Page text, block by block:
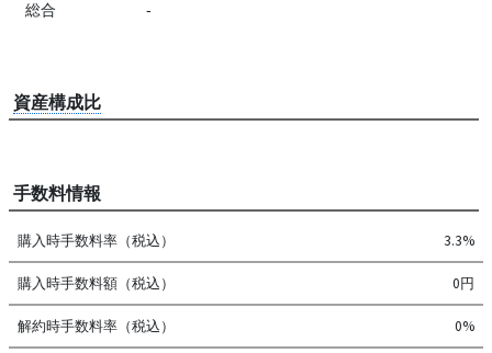
総合 -
資産構成比
手数料情報
購入時手数料率（税込） 3.3%
購入時手数料額（税込） 0円
解約時手数料率（税込） 0%